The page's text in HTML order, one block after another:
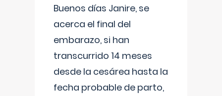
Buenos días Janire, se
acerca el final del
embarazo, si han
transcurrido 14 meses
desde la cesárea hasta la
fecha probable de parto,